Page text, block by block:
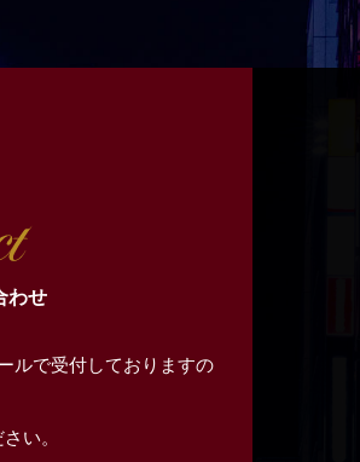
わせ
ルで受付しておりますの
い。